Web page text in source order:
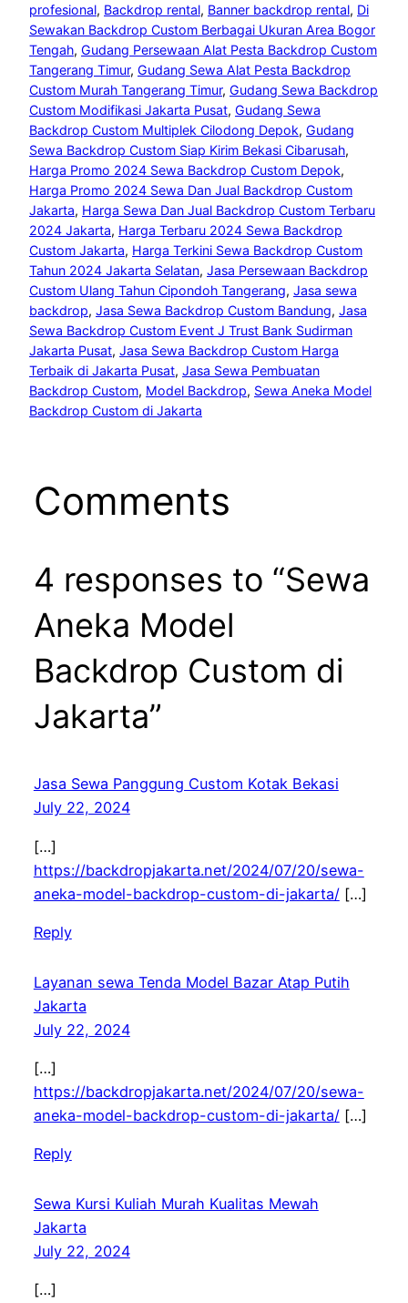
profesional, Backdrop rental, Banner backdrop rental, Di
Sewakan Backdrop Custom Berbagai Ukuran Area Bogor
Tengah, Gudang Persewaan Alat Pesta Backdrop Custom
Tangerang Timur, Gudang Sewa Alat Pesta Backdrop
Custom Murah Tangerang Timur, Gudang Sewa Backdrop
Custom Modifikasi Jakarta Pusat, Gudang Sewa
Backdrop Custom Multiplek Cilodong Depok, Gudang
Sewa Backdrop Custom Siap Kirim Bekasi Cibarusah
Harga Promo 2024 Sewa Backdrop Custom Depok
Harga Promo 2024 Sewa Dan Jual Backdrop Custom
Jakarta, Harga Sewa Dan Jual Backdrop Custom Terbaru
2024 Jakarta, Harga Terbaru 2024 Sewa Backdrop
Custom Jakarta, Harga Terkini Sewa Backdrop Custom
Tahun 2024 Jakarta Selatan, Jasa Persewaan Backdrop
Custom Ulang Tahun Cipondoh Tangerang, Jasa sewa
backdrop, Jasa Sewa Backdrop Custom Bandung, Jasa
Sewa Backdrop Custom Event J Trust Bank Sudirman
Jakarta Pusat, Jasa Sewa Backdrop Custom Harga
Terbaik di Jakarta Pusat, Jasa Sewa Pembuatan
Backdrop Custom, Model Backdrop, Sewa Aneka Model
Backdrop Custom di Jakarta
Comments
4 responses to “Sewa
Aneka Model
Backdrop Custom di
Jakarta”
Jasa Sewa Panggung Custom Kotak Bekasi
July 22, 2024
[…]
https://backdropjakarta.net/2024/07/20/sewa-
aneka-model-backdrop-custom-di-jakarta/[…]
Reply
Layanan sewa Tenda Model Bazar Atap Putih
Jakarta
July 22, 2024
[…]
https://backdropjakarta.net/2024/07/20/sewa-
aneka-model-backdrop-custom-di-jakarta/[…]
Reply
Sewa Kursi Kuliah Murah Kualitas Mewah
Jakarta
July 22, 2024
[…]